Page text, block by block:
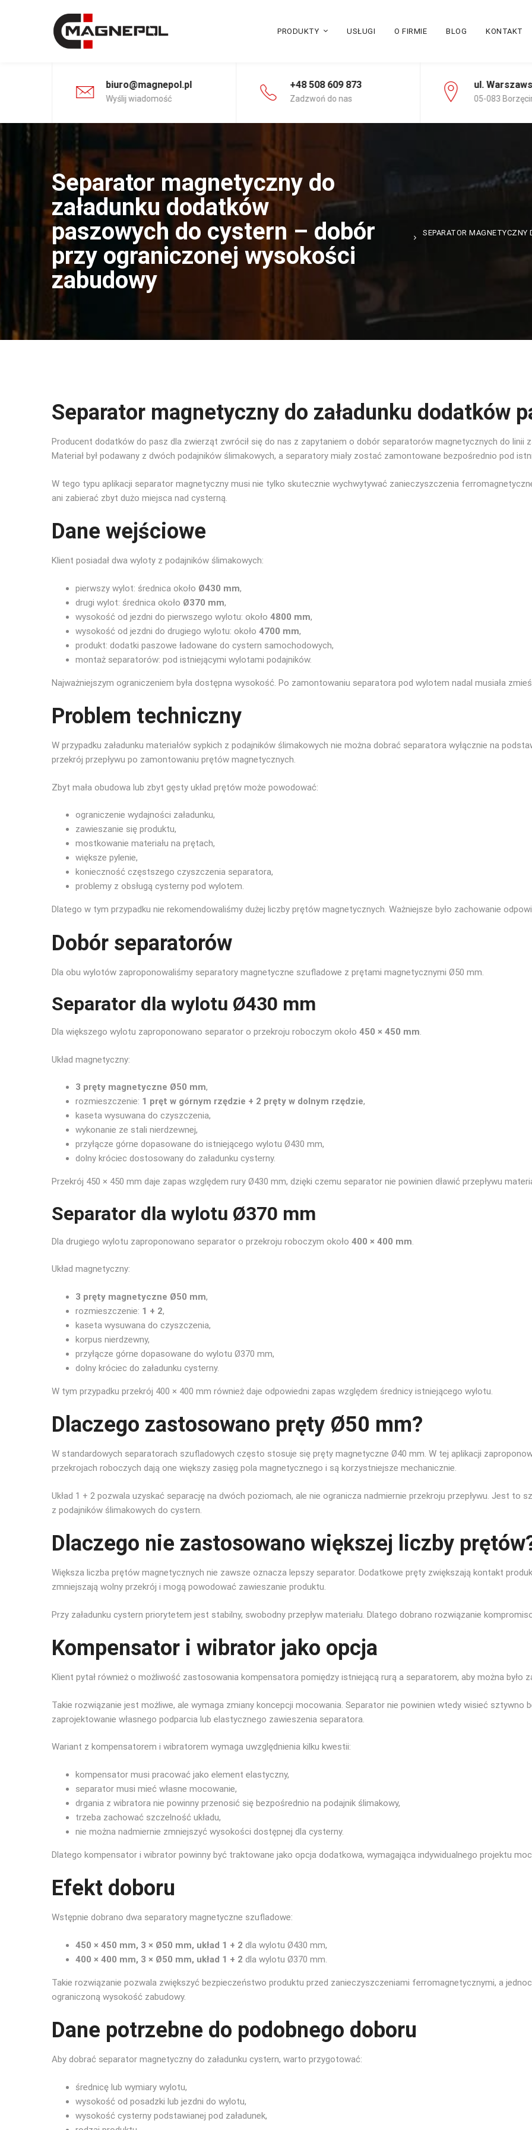
PRODUKTY USŁUGI O FIRMIE BLOG KONTAKT
biuro@magnepol.pl
Wyślij wiadomość
+48 508 609 873
Zadzwoń do nas
ul.
05-083
Separator magnetyczny do
załadunku dodatków
paszowych do cystern – dobór
przy ograniczonej wysokości
zabudowy
SEPARATOR
Separator magnetyczny do załadunku dodatków
Producent dodatków do pasz dla zwierząt zwrócił się do nas z zapytaniem o dobór separatorów magnetycznych do linii
Materiał był podawany z dwóch podajników ślimakowych, a separatory miały zostać zamontowane bezpośrednio pod
W tego typu aplikacji separator magnetyczny musi nie tylko skutecznie wychwytywać zanieczyszczenia
ani zabierać zbyt dużo miejsca nad cysterną.
Dane wejściowe
Klient posiadał dwa wyloty z podajników ślimakowych:
pierwszy wylot: średnica około Ø430 mm,
drugi wylot: średnica około Ø370 mm,
wysokość od jezdni do pierwszego wylotu: około 4800 mm,
wysokość od jezdni do drugiego wylotu: około 4700 mm,
produkt: dodatki paszowe ładowane do cystern samochodowych,
montaż separatorów: pod istniejącymi wylotami podajników.
Najważniejszym ograniczeniem była dostępna wysokość. Po zamontowaniu separatora pod wylotem nadal musiała
Problem techniczny
W przypadku załadunku materiałów sypkich z podajników ślimakowych nie można dobrać separatora wyłącznie na
przekrój przepływu po zamontowaniu prętów magnetycznych.
Zbyt mała obudowa lub zbyt gęsty układ prętów może powodować:
ograniczenie wydajności załadunku,
zawieszanie się produktu,
mostkowanie materiału na prętach,
większe pylenie,
konieczność częstszego czyszczenia separatora,
problemy z obsługą cysterny pod wylotem.
Dlatego w tym przypadku nie rekomendowaliśmy dużej liczby prętów magnetycznych. Ważniejsze było zachowanie
Dobór separatorów
Dla obu wylotów zaproponowaliśmy separatory magnetyczne szufladowe z prętami magnetycznymi Ø50 mm.
Separator dla wylotu Ø430 mm
Dla większego wylotu zaproponowano separator o przekroju roboczym około 450 × 450 mm.
Układ magnetyczny:
3 pręty magnetyczne Ø50 mm,
rozmieszczenie: 1 pręt w górnym rzędzie + 2 pręty w dolnym rzędzie,
kaseta wysuwana do czyszczenia,
wykonanie ze stali nierdzewnej,
przyłącze górne dopasowane do istniejącego wylotu Ø430 mm,
dolny króciec dostosowany do załadunku cysterny.
Przekrój 450 × 450 mm daje zapas względem rury Ø430 mm, dzięki czemu separator nie powinien dławić przepływu
Separator dla wylotu Ø370 mm
Dla drugiego wylotu zaproponowano separator o przekroju roboczym około 400 × 400 mm
Układ magnetyczny:
3 pręty magnetyczne Ø50 mm,
rozmieszczenie: 1 + 2,
kaseta wysuwana do czyszczenia,
korpus nierdzewny,
przyłącze górne dopasowane do wylotu Ø370 mm,
dolny króciec do załadunku cysterny.
W tym przypadku przekrój 400 × 400 mm również daje odpowiedni zapas względem średnicy istniejącego wylotu.
Dlaczego zastosowano pręty Ø50 mm?
W standardowych separatorach szufladowych często stosuje się pręty magnetyczne Ø40 mm. W tej aplikacji
przekrojach roboczych dają one większy zasięg pola magnetycznego i są korzystniejsze mechanicznie.
Układ 1 + 2 pozwala uzyskać separację na dwóch poziomach, ale nie ogranicza nadmiernie przekroju przepływu. Jest to
z podajników ślimakowych do cystern.
Dlaczego nie zastosowano większej liczby
Większa liczba prętów magnetycznych nie zawsze oznacza lepszy separator. Dodatkowe pręty zwiększają kontakt
zmniejszają wolny przekrój i mogą powodować zawieszanie produktu.
Przy załadunku cystern priorytetem jest stabilny, swobodny przepływ materiału. Dlatego dobrano rozwiązanie
Kompensator i wibrator jako opcja
Klient pytał również o możliwość zastosowania kompensatora pomiędzy istniejącą rurą a separatorem, aby można było
Takie rozwiązanie jest możliwe, ale wymaga zmiany koncepcji mocowania. Separator nie powinien wtedy wisieć sztywno
zaprojektowanie własnego podparcia lub elastycznego zawieszenia separatora.
Wariant z kompensatorem i wibratorem wymaga uwzględnienia kilku kwestii:
kompensator musi pracować jako element elastyczny,
separator musi mieć własne mocowanie,
drgania z wibratora nie powinny przenosić się bezpośrednio na podajnik ślimakowy,
trzeba zachować szczelność układu,
nie można nadmiernie zmniejszyć wysokości dostępnej dla cysterny.
Dlatego kompensator i wibrator powinny być traktowane jako opcja dodatkowa, wymagająca indywidualnego projektu
Efekt doboru
Wstępnie dobrano dwa separatory magnetyczne szufladowe:
450 × 450 mm, 3 × Ø50 mm, układ 1 + 2 dla wylotu Ø430 mm,
400 × 400 mm, 3 × Ø50 mm, układ 1 + 2 dla wylotu Ø370 mm.
Takie rozwiązanie pozwala zwiększyć bezpieczeństwo produktu przed zanieczyszczeniami ferromagnetycznymi, a
ograniczoną wysokość zabudowy.
Dane potrzebne do podobnego doboru
Aby dobrać separator magnetyczny do załadunku cystern, warto przygotować:
średnicę lub wymiary wylotu,
wysokość od posadzki lub jezdni do wylotu,
wysokość cysterny podstawianej pod załadunek,